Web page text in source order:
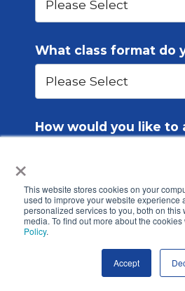
×
This website stores cookies on your
used to improve your website experience
personalized services to you, both on
media. To find out more about the
Policy.
Accept
What class format do
How would you like to
How many hours do
take?